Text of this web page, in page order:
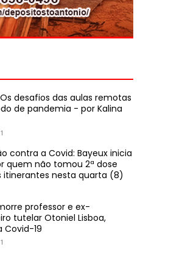
Os desafios das aulas remotas
de pandemia - por Kalina
contra a Covid: Bayeux inicia
quem não tomou 2ª dose
itinerantes nesta quarta (8)
professor e ex-
tutelar Otoniel Lisboa,
Covid-19